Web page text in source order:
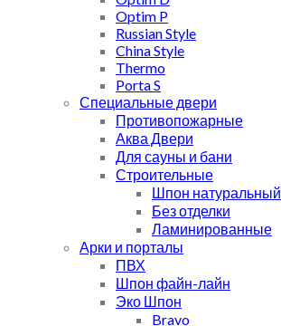
Optim P
Russian Style
China Style
Thermo
Porta S
Специальные двери
Противопожарные
Аква Двери
Для сауны и бани
Строительные
Шпон натуральный
Без отделки
Ламинированные
Арки и порталы
ПВХ
Шпон файн-лайн
Эко Шпон
Bravo